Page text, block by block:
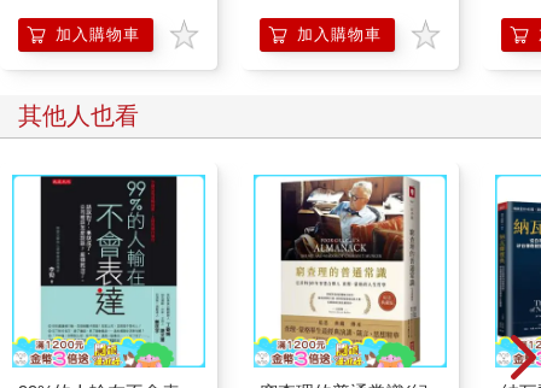
標準才能受到人性待遇，於是逐漸習慣與他人比較的行為特徵。
因為朋友背名牌包包，所以自己就算用信用卡分期付款也要買到
車。我們的身邊意外地有許多這種人，他們比起自己原本的面
貌，更執著於他人眼中自己的形象。過度的炫耀慾望源自於擔心
別人怎麼看待自己的恐懼感，因此財富的累積和真正的幸福才會
隔了一段距離。因為生活的標準不在自己身上，最終只能過著別
人的生活。
在吸引一百七十萬讀者閱讀的岸見一郎的《被討厭的勇氣》書
中，有一段文章說：
真正有自信的人，是不會自大自誇的。
因為強烈的自卑感，才會變得驕傲，
刻意誇耀自己是優秀的。
如果不這麼做，他怕身邊沒有人會認同「這樣的自己」。
加入購物車 加入購物車
其他人也看